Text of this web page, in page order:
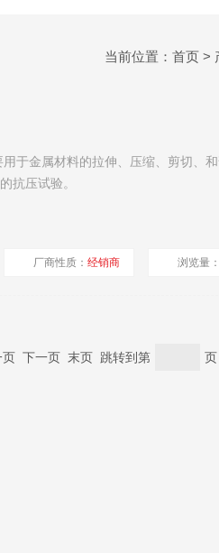
当前位置： 首页 >
属材料的拉伸、压缩、剪切、和
压试验。
厂商性质：经销商 浏览量：
页 下一页 末页 跳转到第 页